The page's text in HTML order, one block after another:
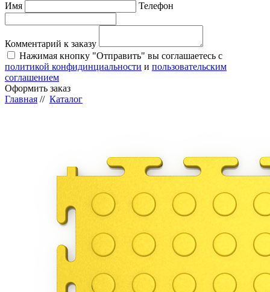
Имя
Телефон
Комментарий к заказу
Нажимая кнопку "Отправить" вы соглашаетесь с
политикой конфидинциальности и пользовательским
соглашением
Оформить заказ
Главная // Каталог